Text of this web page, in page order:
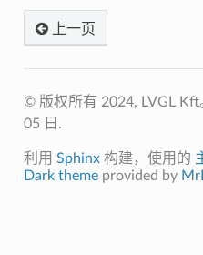
上一页
© 版权所有 2024, LVGL Kft
05 日.
利用 Sphinx构建，使用的
Dark themeprovided by